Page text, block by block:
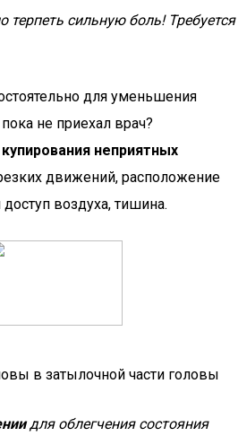
терпеть сильную боль! Требуется
для уменьшения
не приехал врач?
неприятных
движений, расположение
воздуха, тишина.
в затылочной части головы
для облегчения состояния